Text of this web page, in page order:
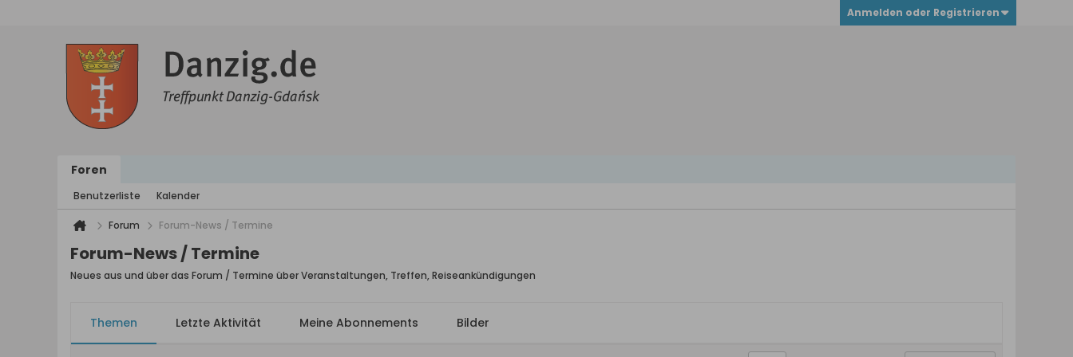
Anmelden oder Registrieren
Foren
Benutzerliste Kalender
Forum Forum-News / Termine
Forum-News / Termine
Neues aus und über das Forum / Termine über Veranstaltungen, Treffen, Reiseankündigungen
Themen Letzte Aktivität Meine Abonnements Bilder